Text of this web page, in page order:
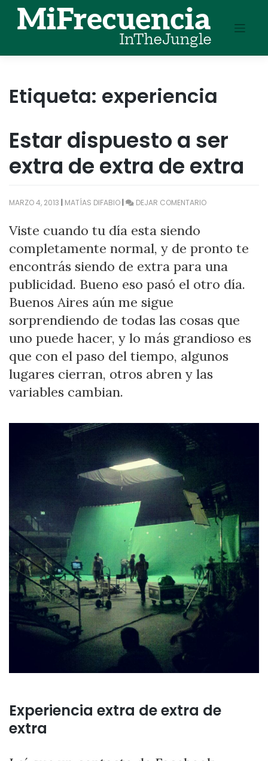
content
Etiqueta: experiencia
Estar dispuesto a ser
extra de extra de extra
MARZO 4, 2013 | MATÍAS DIFABIO | DEJAR COMENTARIOEN
SER
EXTRA
DE
DE
Viste cuando tu día esta siendo
completamente normal, y de pronto te
encontrás siendo de extra para una
publicidad. Bueno eso pasó el otro día.
Buenos Aires aún me sigue
sorprendiendo de todas las cosas que
uno puede hacer, y lo más grandioso es
que con el paso del tiempo, algunos
lugares cierran, otros abren y las
variables cambian.
Experiencia extra de extra de
extra